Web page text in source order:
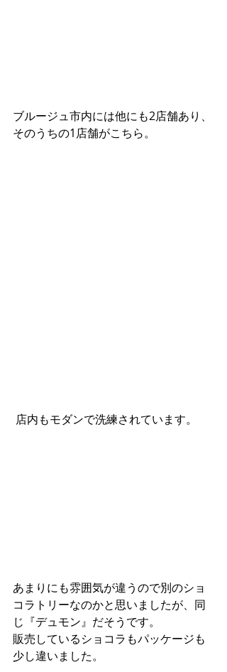
ブルージュ市内には他にも2店舗あり、
そのうちの1店舗がこちら。
店内もモダンで洗練されています。
あまりにも雰囲気が違うので別のショ
コラトリーなのかと思いましたが、同
じ『デュモン』だそうです。
販売しているショコラもパッケージも
少し違いました。